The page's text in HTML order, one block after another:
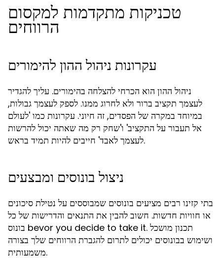
טכניקות מתקדמות למקסום
הרווחים
עקרונות ניהול ההון להימורים
ניהול ההון הוא הכרחי להצלחה בהימורים. עליך להגדיר
לעצמך תקציב ברור ולא לחרוג ממנו. לספק לעצמך גבולות,
במיוחד במקרה של הפסדים, זה חיוני. עקרונות כמו 'לעולם
אל תעבור על התקציב' ו'שחק רק מה שאתה יכול להרשות
לעצמך לאבד' חייבים להיות תמיד בראש.
ניצול בונוסים ומבצעים
בתי קזינו רבים מציעים בונוסים שמבוססים על נטילת סיכונים
או חוויות חדשות. חשוב להבין את התנאים והדרישות של כל
בונוס bevor you decide to take it. תכנון מושכל
ושימוש בבונוסים יכולים לתרום להגברת הרווחים שלך בצורה
משמעותית.